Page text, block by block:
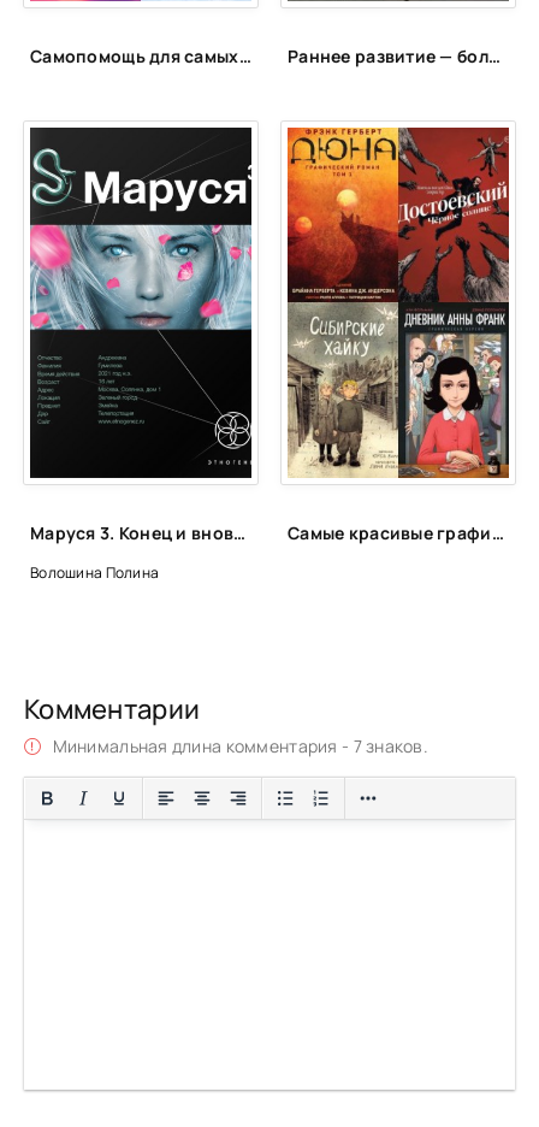
Самопомощь для самых маленьких Раннее развитие — большое будущее? Какие игры и занятия способны сделать из младенца гения
Маруся 3. Конец и вновь начало - Полина Волошина
Волошина Полина
Самые красивые графические романы
Комментарии
Минимальная длина комментария - 7 знаков.